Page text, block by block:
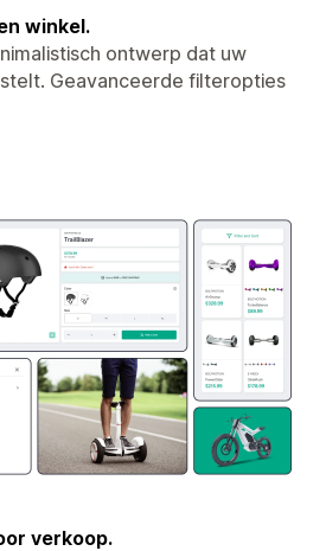
winkel.
ontwerp dat uw
Geavanceerde filteropties
verkoop.